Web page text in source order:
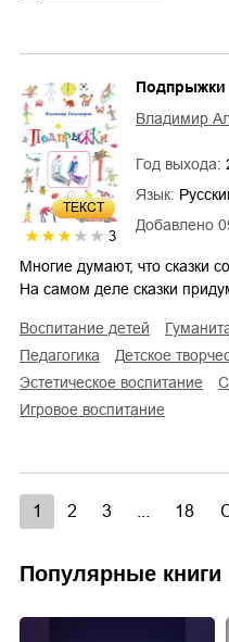
ТЕКСТ
3
Добавлено
Подпрыжки
Владимир
Год выхода:
Язык:
Многие думают, что сказки
На самом деле сказки
воспитание детей
педагогика
детское
эстетическое воспитание
игровое воспитание
1 2 3 18
Популярные книги